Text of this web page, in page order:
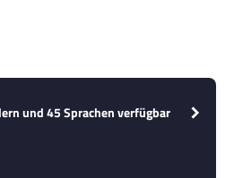
und 45 Sprachen verfügbar